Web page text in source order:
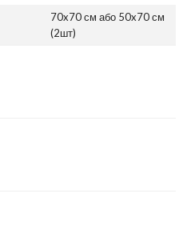
70x70 см або 50x70 см
(2шт)